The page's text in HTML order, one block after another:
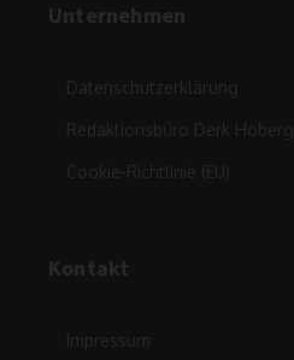
Unternehmen
Datenschutzerklärung
Redaktionsbüro Derk Hoberg
Cookie-Richtlinie (EU)
Kontakt
Impressum